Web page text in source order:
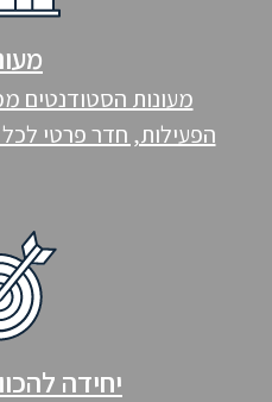
מעונות הסטודנטים
הפעילות, חדר פרטי לכל
יחידה